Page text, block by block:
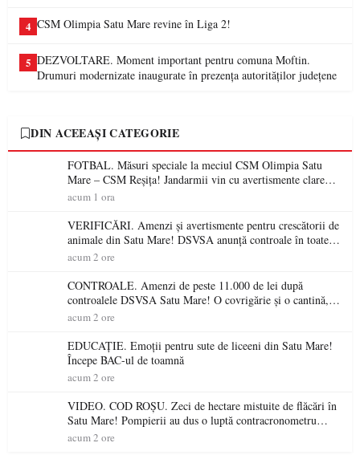
4 CSM Olimpia Satu Mare revine în Liga 2!
5 DEZVOLTARE. Moment important pentru comuna Moftin.
Drumuri modernizate inaugurate în prezența autorităților județene
DIN ACEEAȘI CATEGORIE
FOTBAL. Măsuri speciale la meciul CSM Olimpia Satu
Mare – CSM Reșița! Jandarmii vin cu avertismente clare
pentru suporteri
acum 1 ora
VERIFICĂRI. Amenzi și avertismente pentru crescătorii de
animale din Satu Mare! DSVSA anunță controale în toate
gospodăriile și face apel la respectarea legii
acum 2 ore
CONTROALE. Amenzi de peste 11.000 de lei după
controalele DSVSA Satu Mare! O covrigărie și o cantină,
sancționate pentru nereguli
acum 2 ore
EDUCAȚIE. Emoții pentru sute de liceeni din Satu Mare!
Începe BAC-ul de toamnă
acum 2 ore
VIDEO. COD ROȘU. Zeci de hectare mistuite de flăcări în
Satu Mare! Pompierii au dus o luptă contracronometru
pentru a salva o pădure de la dezastru
acum 2 ore